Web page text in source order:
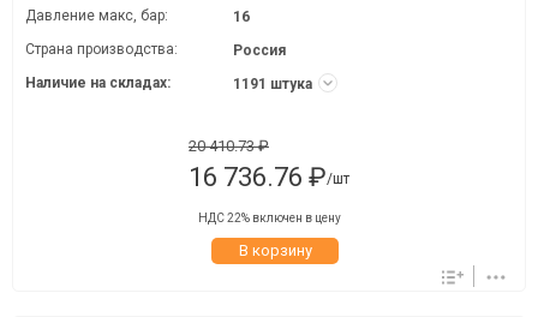
Давление макc, бар:
16
Страна производства:
Россия
Наличие на складах:
1191 штука
20 410.73 ₽
16 736.76 ₽/шт
НДС 22% включен в цену
В корзину